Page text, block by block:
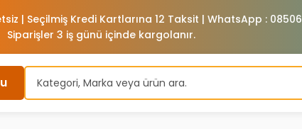
| Seçilmiş Kredi Kartlarına 12 Taksit | WhatsApp :
Siparişler 3 iş günü içinde kargolanır.